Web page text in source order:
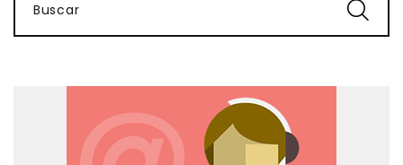
Buscar